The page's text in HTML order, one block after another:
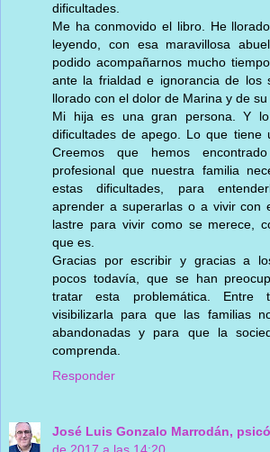
dificultades.
Me ha conmovido el libro. He
leyendo, con esa maravillosa
podido acompañarnos mucho
ante la frialdad e ignorancia de los
llorado con el dolor de Marina y de
Mi hija es una gran persona. Y
dificultades de apego. Lo que tiene
Creemos que hemos
profesional que nuestra familia
estas dificultades, para
aprender a superarlas o a vivir con
lastre para vivir como se merece,
que es.
Gracias por escribir y gracias a
pocos todavía, que se han
tratar esta problemática. Entre
visibilizarla para que las familias
abandonadas y para que la
comprenda.
Responder
José Luis Gonzalo Marrodán,